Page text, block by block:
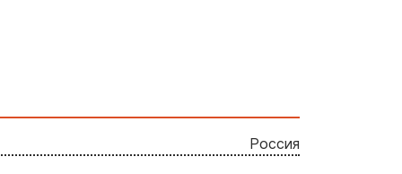
Россия